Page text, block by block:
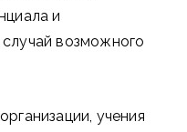
и
возможного
учения